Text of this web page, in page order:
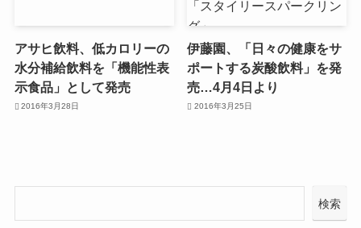
アサヒ飲料、低カロリーの
水分補給飲料を「機能性表
示食品」として発売
2016年3月28日
伊藤園、「日々の健康をサ
ポートする炭酸飲料」を発
売…4月4日より
2016年3月25日
検索